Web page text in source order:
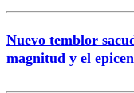
Nuevo temblor
magnitud y el